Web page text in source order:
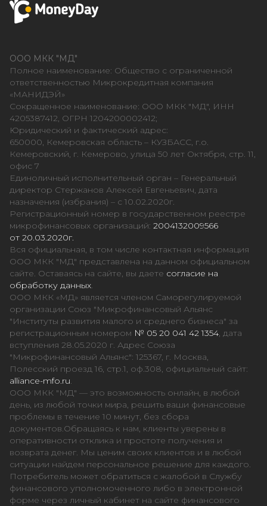
ООО МКК "МД"
Полное наименование: Общество с ограниченной
ответственностью Микрокредитная компания
«МАНИДЭЙ»
Сокращенное наименование: ООО МКК "МД", ИНН
4205387412, ОГРН 1204200002412;
Юридический и фактический адрес:
650000, Кемеровская область – КУЗБАСС, г.о.
Кемеровский, г. Кемерово, улица 50 лет Октября, стр. 11,
офис 7
Единоличный исполнительный орган – Генеральный
директор Стержанов Алексей Евгеньевич, дата
назначения (избрания) – с 10.02.2020г.
Регистрационный номер в государственном реестре
микрофинансовых организаций: 2004132009566
от 20.03.2020г.
Вся официальная, в том числе контактная информация
ООО МКК "МД" представлена на данном официальном
сайте. Оставаясь на сайте, вы даете согласие на
обработку данных.
ООО МКК «МД» является членом Саморегулируемой
организации Союз "Микрофинансовый Альянс
"Институты развития малого и среднего бизнеса" за
регистрационным номером № 05 20 041 42 1354, дата
вступления 28.05.2020 г. Адрес Союза
"Микрофинансовый Альянс": 125367, г. Москва,
Полесский проезд 16, стр.1, оф.308, официальный сайт:
alliance-mfo.ru.
ООО МКК "МД" — это возможность онлайн, в любой
день, из любой точки мира, решить ваши финансовые
проблемы в течение 10 минут, без сбора
документов.Обращаясь к нам, клиенты уверены в
оперативности отклика и простоте получения и
возврата денег. Мы ценим своих клиентов и в любой
ситуации найдем персональное решение для каждого.
Потребитель может обратиться с жалобой в Службу
финансового уполномоченного либо в электронной
форме через личный кабинет на сайте финансового